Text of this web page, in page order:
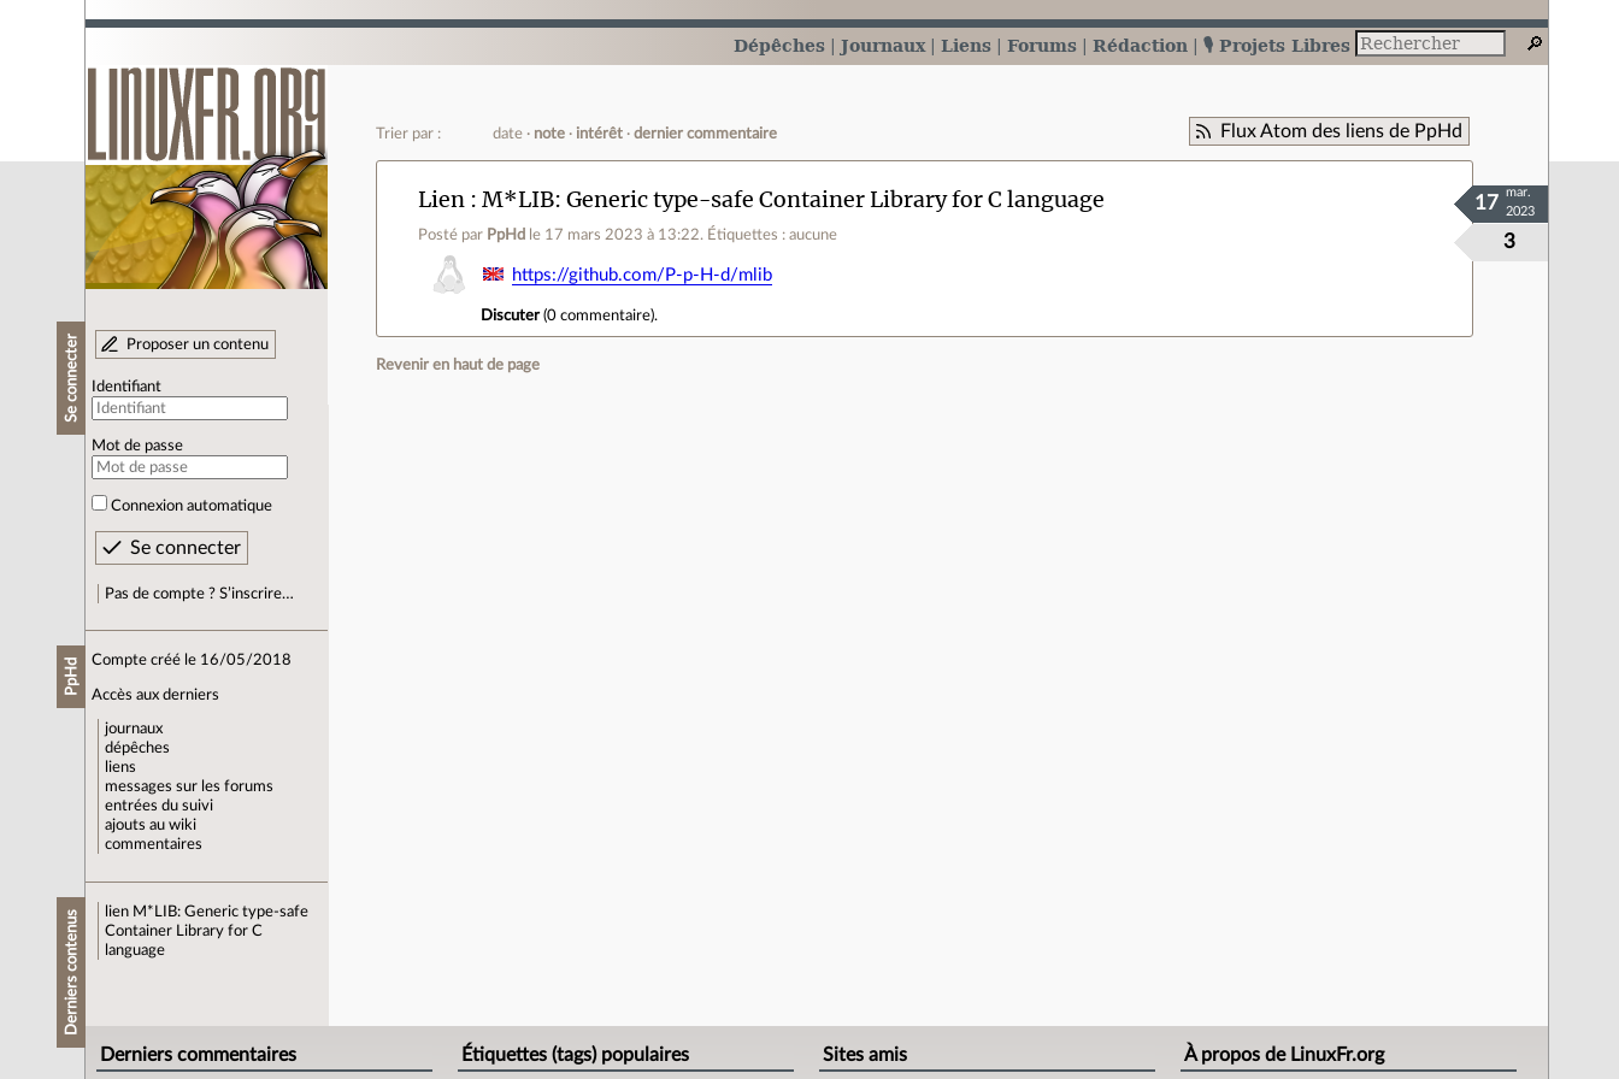
Dépêches Journaux Liens Forums Rédaction 🎙️ Projets Libres
Se connecter Proposer un contenu
Identifiant
Mot de passe
Connexion automatique
Pas de compte ? S’inscrire…
PpHd Compte créé le 16/05/2018
Accès aux derniers
journaux
dépêches
liens
messages sur les forums
entrées du suivi
ajouts au wiki
commentaires
Derniers contenus lien M*LIB: Generic type-safe
Container Library for C
language
Flux Atom des liens de PpHd
Trier par : date note intérêt dernier commentaire
Lien M*LIB: Generic type-safe Container Library for C language
Posté par PpHd le 17 mars 2023 à 13:22. Étiquettes : aucune 3
17
mar.
2023
https://github.com/P-p-H-d/mlib
Discuter(0 commentaire).
Revenir en haut de page
Derniers commentaires Étiquettes (tags) populaires Sites amis À propos de LinuxFr.org